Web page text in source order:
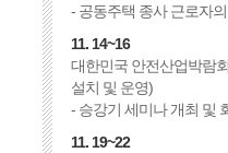
- 공동주택 종사 근로자
11. 14~16
대한민국 안전산업박람
설치 및 운영)
- 승강기 세미나 개최 및
11. 19~22